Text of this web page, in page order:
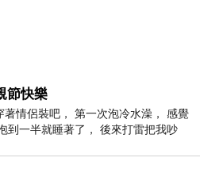
節快樂
著情侶裝吧， 第一次泡冷水澡， 感覺
到一半就睡著了， 後來打雷把我吵